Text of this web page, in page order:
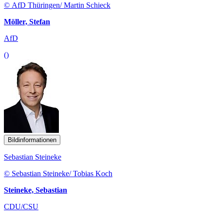
© AfD Thüringen/ Martin Schieck
Möller, Stefan
AfD
()
Bildinformationen
Sebastian Steineke
© Sebastian Steineke/ Tobias Koch
Steineke, Sebastian
CDU/CSU